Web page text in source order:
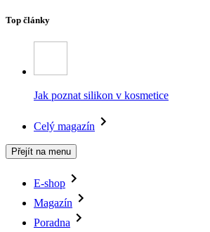
Top články
Jak poznat silikon v kosmetice
Celý magazín
Přejít na menu
E-shop
Magazín
Poradna